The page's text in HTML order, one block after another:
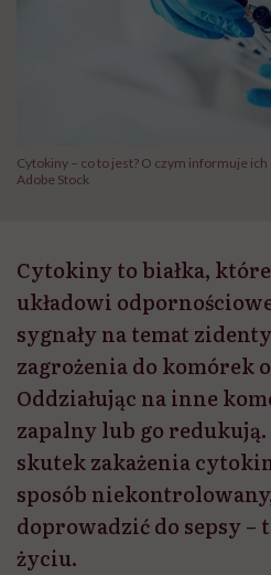
Cytokiny – co to jest? O czym informuje ich
Adobe Stock
Cytokiny to białka,
układowi
sygnały na temat
zagrożenia do komórek
Oddziałując na inne
zapalny lub go
skutek zakażenia
sposób
doprowadzić do sepsy –
życiu.